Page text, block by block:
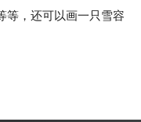
等，还可以画一只雪容